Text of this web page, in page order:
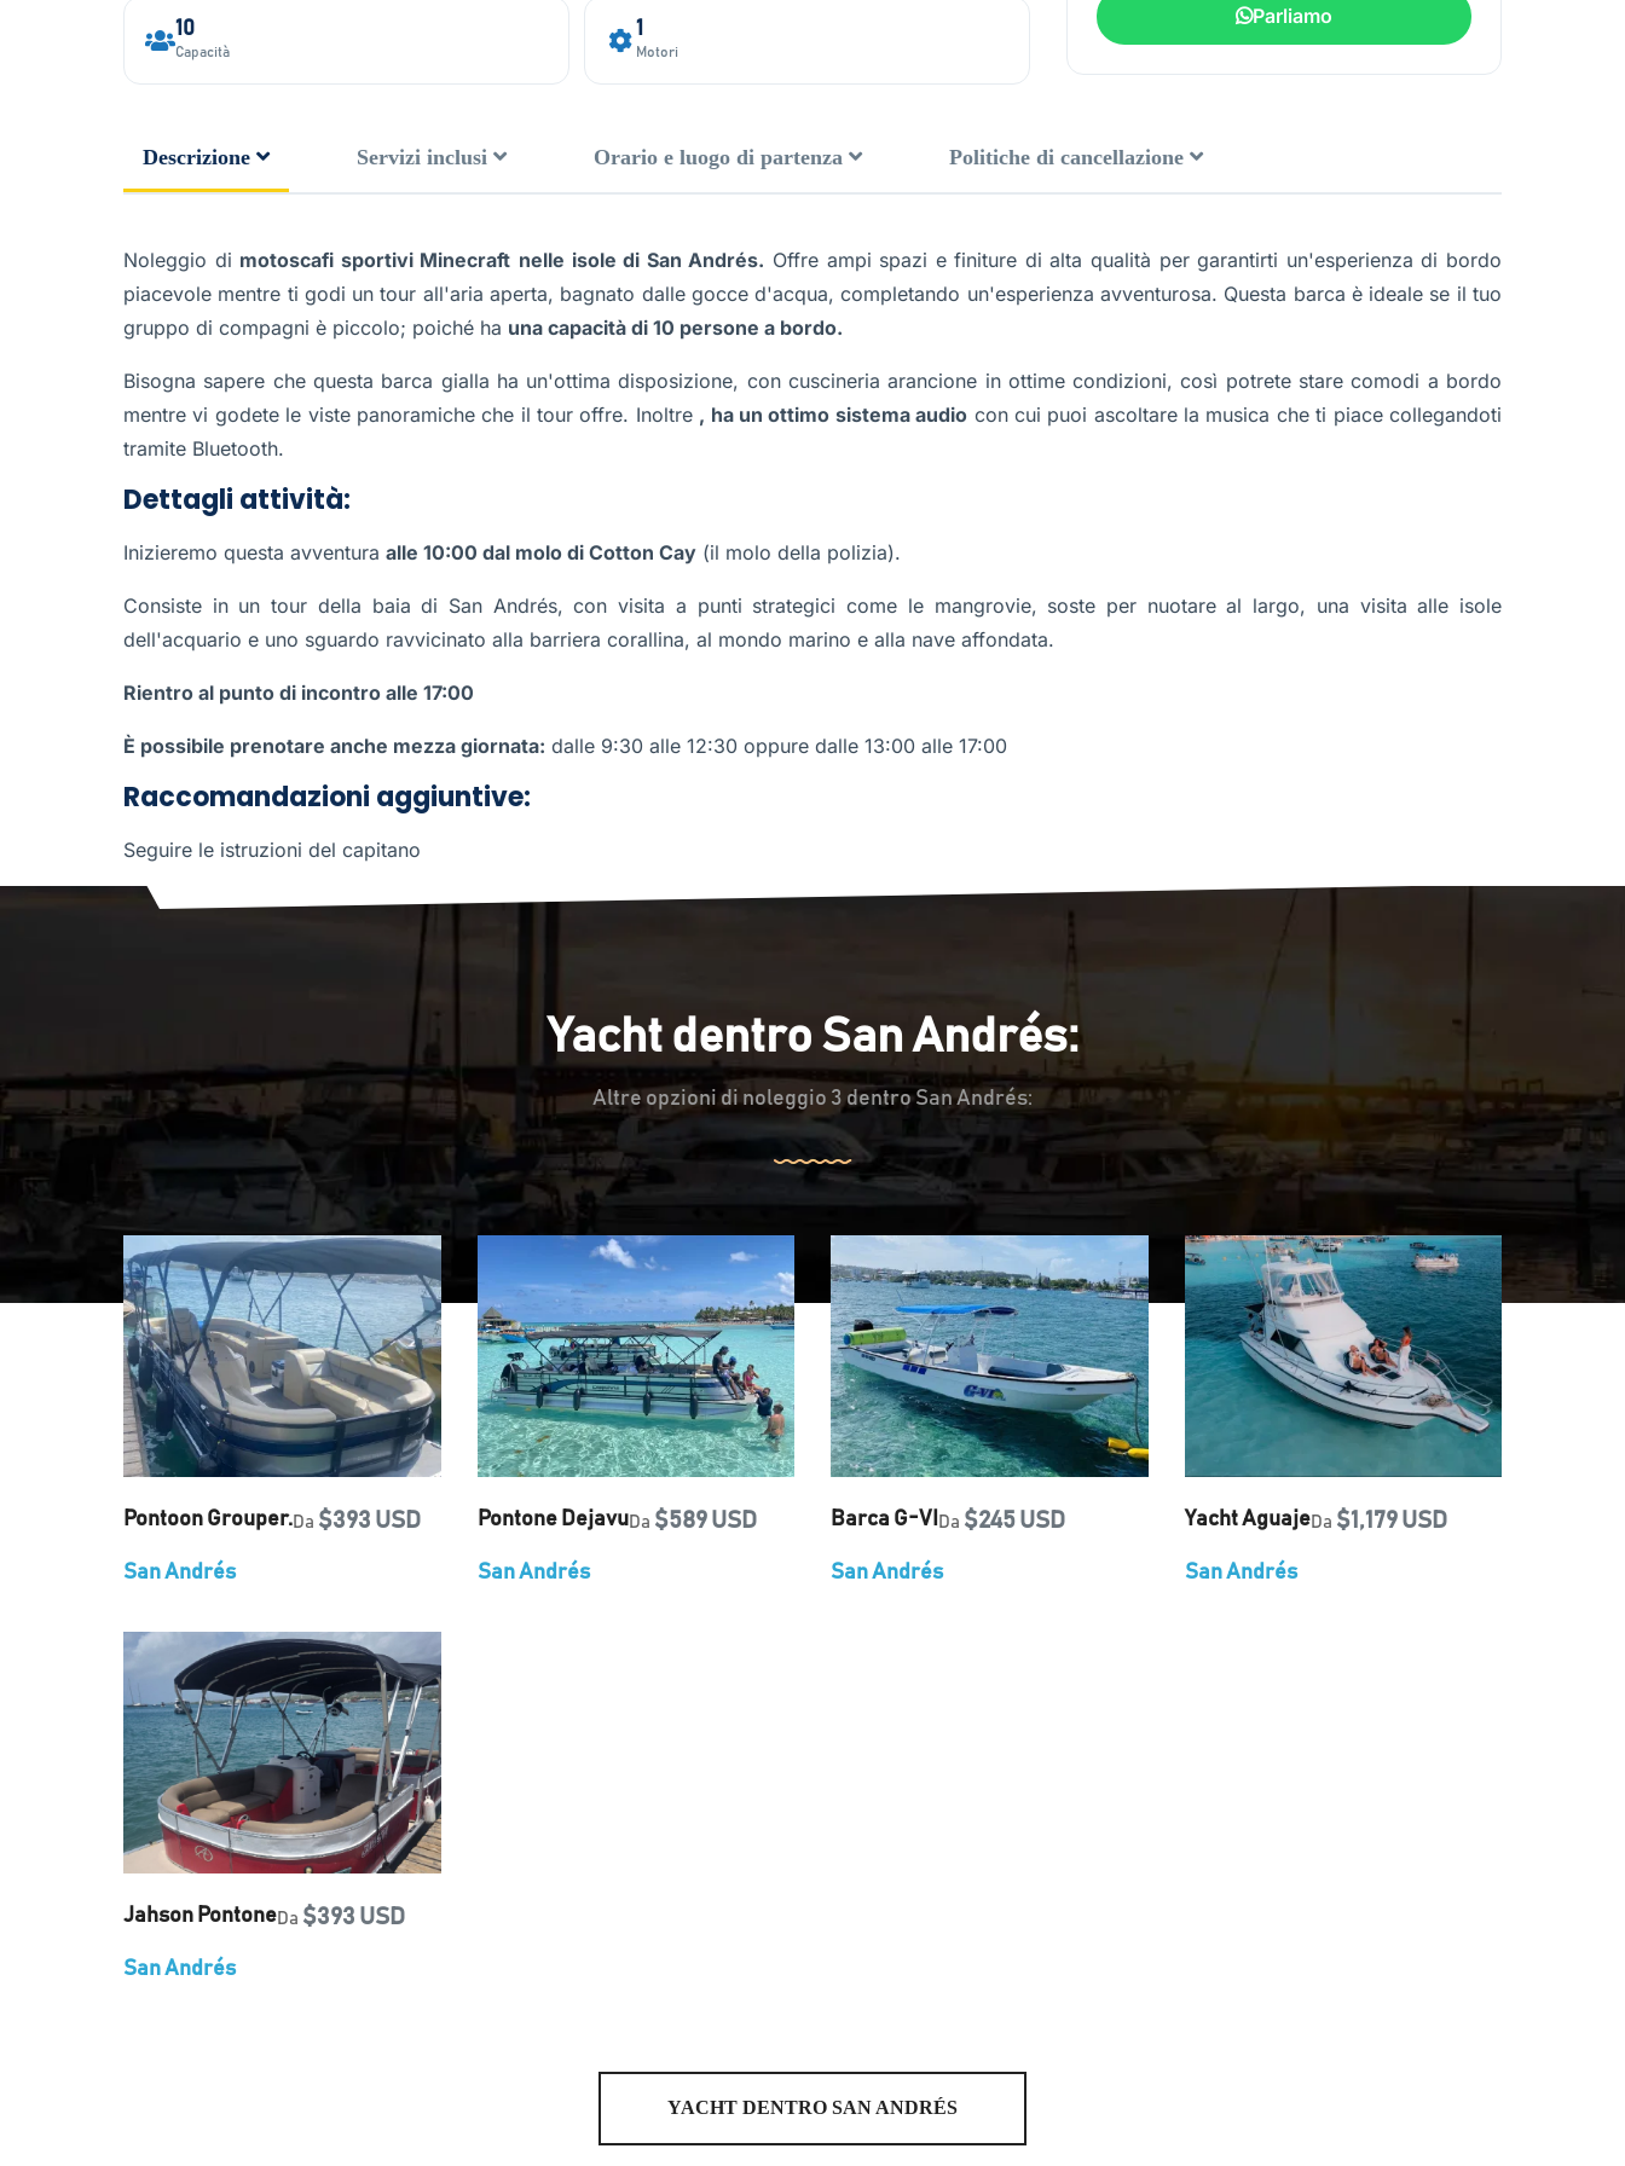
10
Capacità
1
Motori
Parliamo
Descrizione Servizi inclusi Orario e luogo di partenza Politiche di cancellazione
Noleggio di motoscafi sportivi Minecraft nelle isole di San Andrés. Offre ampi spazi e finiture di alta qualità per garantirti un'esperienza di bordo
piacevole mentre ti godi un tour all'aria aperta, bagnato dalle gocce d'acqua, completando un'esperienza avventurosa. Questa barca è ideale se il tuo
gruppo di compagni è piccolo; poiché ha una capacità di 10 persone a bordo.
Bisogna sapere che questa barca gialla ha un'ottima disposizione, con cuscineria arancione in ottime condizioni, così potrete stare comodi a bordo
mentre vi godete le viste panoramiche che il tour offre. Inoltre , ha un ottimo sistema audio con cui puoi ascoltare la musica che ti piace collegandoti
tramite Bluetooth.
Dettagli attività:
Inizieremo questa avventura alle 10:00 dal molo di Cotton Cay (il molo della polizia).
Consiste in un tour della baia di San Andrés, con visita a punti strategici come le mangrovie, soste per nuotare al largo, una visita alle isole
dell'acquario e uno sguardo ravvicinato alla barriera corallina, al mondo marino e alla nave affondata.
Rientro al punto di incontro alle 17:00
È possibile prenotare anche mezza giornata: dalle 9:30 alle 12:30 oppure dalle 13:00 alle 17:00
Raccomandazioni aggiuntive:
Seguire le istruzioni del capitano
Yacht dentro San Andrés:
Altre opzioni di noleggio 3 dentro San Andrés:
Pontoon Grouper.Da $393 USD
San Andrés
Pontone DejavuDa $589 USD
San Andrés
Barca G-VI Da $245 USD
San Andrés
Yacht AguajeDa $1,179 USD
San Andrés
Jahson PontoneDa $393 USD
San Andrés
YACHT DENTRO SAN ANDRÉS